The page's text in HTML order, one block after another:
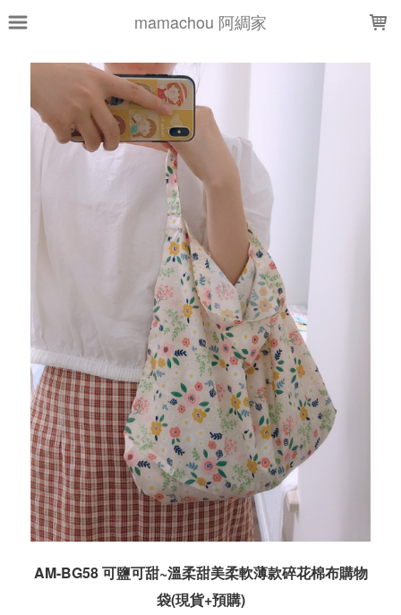
mamachou 阿綢家
AM-BG58 可鹽可甜~溫柔甜美柔軟薄款碎花棉布購物
袋(現貨+預購)